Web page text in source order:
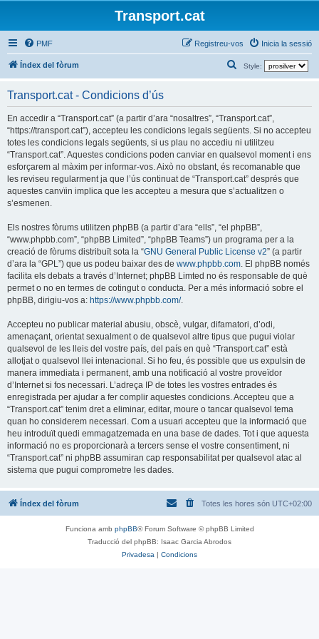
Transport.cat
PMF Inicia la sessió
Registreu-vos
Índex del fòrum Style:
e
c
a
Transport.cat - Condicions d’ús
En accedir a “Transport.cat” (a partir d’ara “nosaltres”, “Transport.cat”,
“https://transport.cat”), accepteu les condicions legals següents. Si no accepteu
totes les condicions legals següents, si us plau no accediu ni utilitzeu
“Transport.cat”. Aquestes condicions poden canviar en qualsevol moment i ens
esforçarem al màxim per informar-vos. Això no obstant, és recomanable que
les reviseu regularment ja que l’ús continuat de “Transport.cat” després que
aquestes canvïin implica que les accepteu a mesura que s’actualitzen o
s’esmenen.
Els nostres fòrums utilitzen phpBB (a partir d’ara “ells”, “el phpBB”,
“www.phpbb.com”, “phpBB Limited”, “phpBB Teams”) un programa per a la
creació de fòrums distribuït sota la “GNU General Public License v2” (a partir
d’ara la “GPL”) que us podeu baixar des de www.phpbb.com . El phpBB només
facilita els debats a través d’Internet; phpBB Limted no és responsable de què
permet o no en termes de cotingut o conducta. Per a més informació sobre el
phpBB, dirigiu-vos a: https://www.phpbb.com/.
Accepteu no publicar material abusiu, obscè, vulgar, difamatori, d’odi,
amenaçant, orientat sexualment o de qualsevol altre tipus que pugui violar
qualsevol de les lleis del vostre país, del país en què “Transport.cat” està
allotjat o qualsevol llei intenacional. Si ho feu, és possible que us expulsin de
manera immediata i permanent, amb una notificació al vostre proveïdor
d’Internet si fos necessari. L’adreça IP de totes les vostres entrades és
enregistrada per ajudar a fer complir aquestes condicions. Accepteu que a
“Transport.cat” tenim dret a eliminar, editar, moure o tancar qualsevol tema
quan ho considerem necessari. Com a usuari accepteu que la informació que
heu introduït quedi emmagatzemada en una base de dades. Tot i que aquesta
informació no es proporcionarà a tercers sense el vostre consentiment, ni
“Transport.cat” ni phpBB assumiran cap responsabilitat per qualsevol atac al
sistema que pugui comprometre les dades.
Índex del fòrum Totes les hores són UTC+02:00
Funciona amb phpBB® Forum Software © phpBB Limited
Traducció del phpBB: Isaac Garcia Abrodos
Privadesa | Condicions